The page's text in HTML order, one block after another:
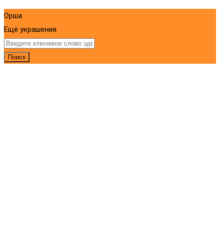
Орша
Ещё украшения
Поиск